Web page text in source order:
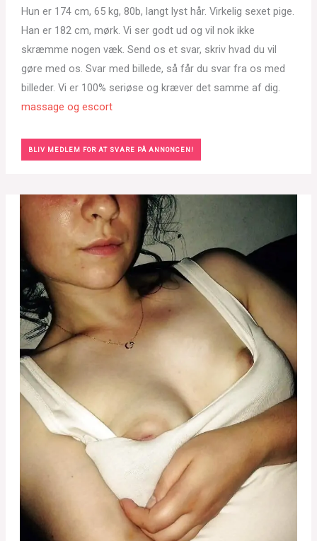
Hun er 174 cm, 65 kg, 80b, langt lyst hår. Virkelig sexet pige.
Han er 182 cm, mørk. Vi ser godt ud og vil nok ikke
skræmme nogen væk. Send os et svar, skriv hvad du vil
gøre med os. Svar med billede, så får du svar fra os med
billeder. Vi er 100% seriøse og kræver det samme af dig.
massage og escort
BLIV MEDLEM FOR AT SVARE PÅ ANNONCEN!